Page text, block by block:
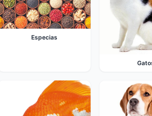
Especias